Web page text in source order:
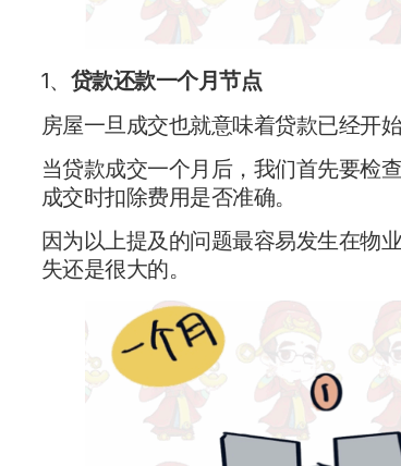
1、 贷款还款一个月节点
房屋一旦成交也就意味着贷款已经开
当贷款成交一个月后，我们首先要检
成交时扣除费用是否准确。
因为以上提及的问题最容易发生在物
失还是很大的。